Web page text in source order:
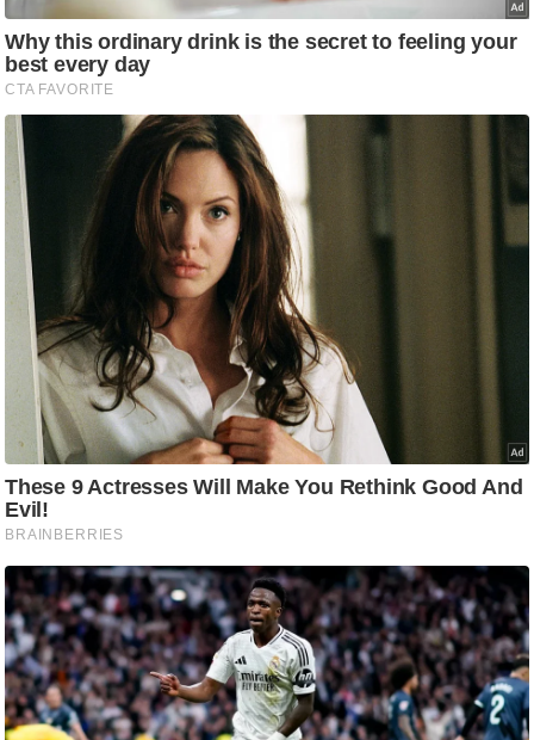
म
.
आ
र
ई
.
चा
य
प
र
स
मी
क्षा
ध
र्म
ज्यो
ति
ष
प्र
भु
म